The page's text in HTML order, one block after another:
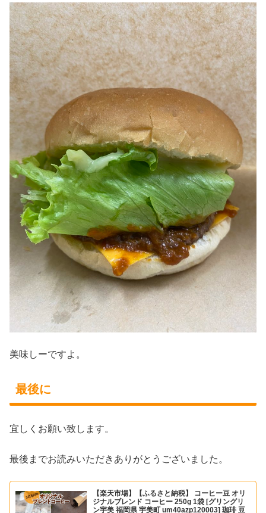
美味しーですよ。
最後に
宜しくお願い致します。
最後までお読みいただきありがとうございました。
【楽天市場】【ふるさと納税】 コーヒー豆 オリ
ジナルブレンド コーヒー 250g 1袋 [グリングリ
ン宇美 福岡県 宇美町 um40azp120003] 珈琲 豆